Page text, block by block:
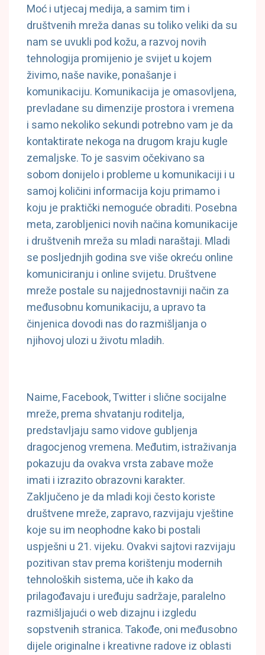
Moć i utjecaj medija, a samim tim i
društvenih mreža danas su toliko veliki da su
nam se uvukli pod kožu, a razvoj novih
tehnologija promijenio je svijet u kojem
živimo, naše navike, ponašanje i
komunikaciju. Komunikacija je omasovljena,
prevladane su dimenzije prostora i vremena
i samo nekoliko sekundi potrebno vam je da
kontaktirate nekoga na drugom kraju kugle
zemaljske. To je sasvim očekivano sa
sobom donijelo i probleme u komunikaciji i u
samoj količini informacija koju primamo i
koju je praktički nemoguće obraditi. Posebna
meta, zarobljenici novih načina komunikacije
i društvenih mreža su mladi naraštaji. Mladi
se posljednjih godina sve više okreću online
komuniciranju i online svijetu. Društvene
mreže postale su najjednostavniji način za
međusobnu komunikaciju, a upravo ta
činjenica dovodi nas do razmišljanja o
njihovoj ulozi u životu mladih.
Naime, Facebook, Twitter i slične socijalne
mreže, prema shvatanju roditelja,
predstavljaju samo vidove gubljenja
dragocjenog vremena. Međutim, istraživanja
pokazuju da ovakva vrsta zabave može
imati i izrazito obrazovni karakter.
Zaključeno je da mladi koji često koriste
društvene mreže, zapravo, razvijaju vještine
koje su im neophodne kako bi postali
uspješni u 21. vijeku. Ovakvi sajtovi razvijaju
pozitivan stav prema korištenju modernih
tehnoloških sistema, uče ih kako da
prilagođavaju i uređuju sadržaje, paralelno
razmišljajući o web dizajnu i izgledu
sopstvenih stranica. Takođe, oni međusobno
dijele originalne i kreativne radove iz oblasti